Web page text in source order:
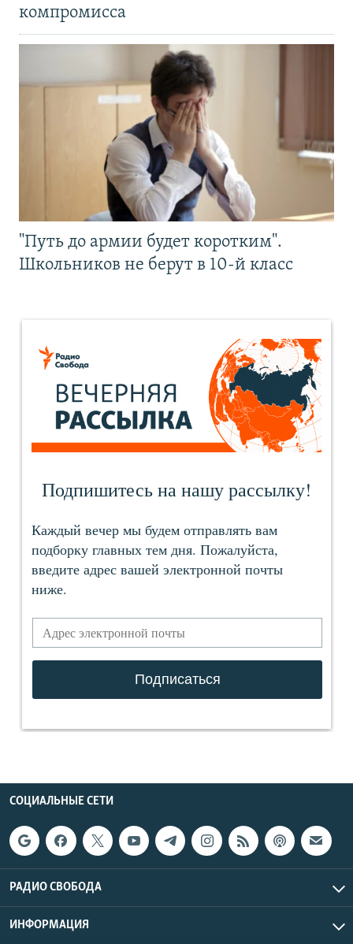
компромисса
"Путь до армии будет коротким".
Школьников не берут в 10-й класс
СОЦИАЛЬНЫЕ СЕТИ
РАДИО СВОБОДА
ИНФОРМАЦИЯ